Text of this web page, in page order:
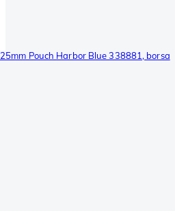
Pouch Harbor Blue 338881, borsa